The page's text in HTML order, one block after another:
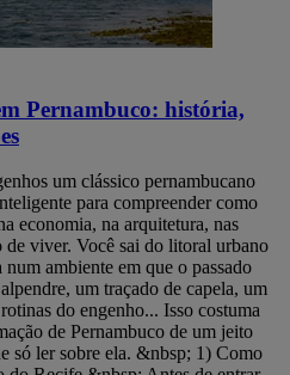
Pernambuco: história,
um clássico pernambucano
para compreender como
economia, na arquitetura, nas
de viver. Você sai do litoral urbano
ambiente em que o passado
um traçado de capela, um
do engenho... Isso costuma
de Pernambuco de um jeito
só ler sobre ela. &nbsp; 1) Como